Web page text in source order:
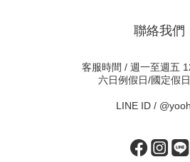
聯絡我們
客服時間 / 週一至週五
六日例假日/國定假
LINE ID /